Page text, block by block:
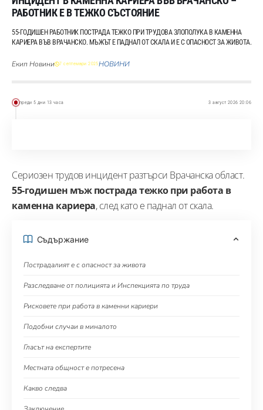
РАБОТНИК Е В ТЕЖКО СЪСТОЯНИЕ
55-ГОДИШЕН РАБОТНИК ПОСТРАДА ТЕЖКО ПРИ ТРУДОВА ЗЛОПОЛУКА В КАМЕННА
КАРИЕРА ВЪВ ВРАЧАНСКО. МЪЖЪТ Е ПАДНАЛ ОТ СКАЛА И Е С ОПАСНОСТ ЗА ЖИВОТА.
Екип Новини 7 септември 2025НОВИНИ
преди 5 дни 13 часа 3 август 2026 20:06
Сериозен трудов инцидент разтърси Врачанска област.
55-годишен мъж пострада тежко при работа в
каменна кариера, след като е паднал от скала.
Съдържание
Пострадалият е с опасност за живота
Разследване от полицията и Инспекцията по труда
Рисковете при работа в каменни кариери
Подобни случаи в миналото
Гласът на експертите
Местната общност е потресена
Какво следва